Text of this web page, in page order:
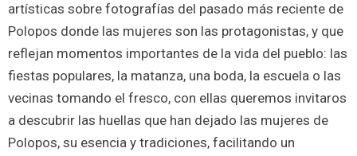
artísticas sobre fotografías del pasado más reciente de
Polopos donde las mujeres son las protagonistas, y que
reflejan momentos importantes de la vida del pueblo: las
fiestas populares, la matanza, una boda, la escuela o las
vecinas tomando el fresco, con ellas queremos invitaros
a descubrir las huellas que han dejado las mujeres de
Polopos, su esencia y tradiciones, facilitando un